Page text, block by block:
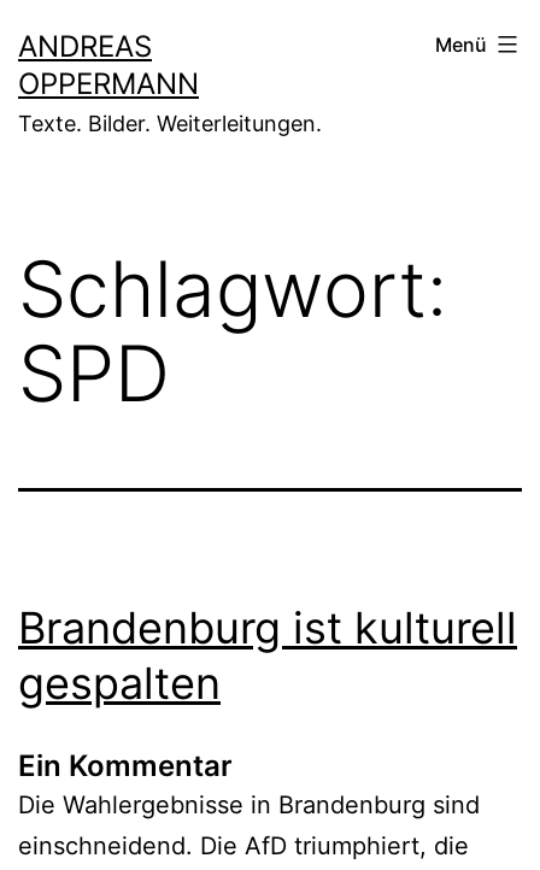
Inhalt
springen
ANDREAS
OPPERMANN
Texte. Bilder. Weiterleitungen.
Menü
Schlagwort:
SPD
Brandenburg ist kulturell
gespalten
Ein Kommentar
Die Wahlergebnisse in Brandenburg sind
einschneidend. Die AfD triumphiert, die